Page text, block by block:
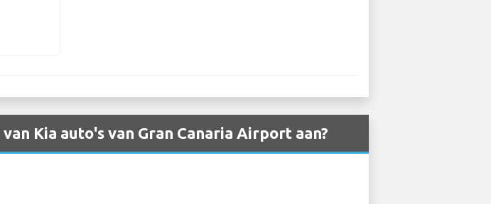
Kia auto's van Gran Canaria Airport aan?